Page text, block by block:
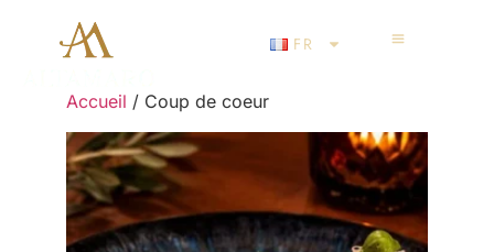
FR
Accueil / Coup de coeur